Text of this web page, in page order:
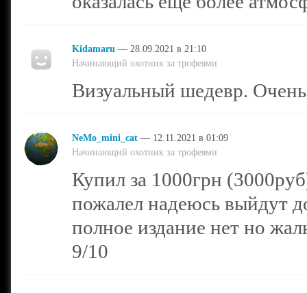
Kidamaru— 28.09.2021 в 21:10
Начинающий охотник за трофеями
Визуальный шедевр.
NeMo_mini_cat— 12.11.2021 в 01:09
Начинающий охотник за трофеями
Купил за 1000грн
пожалел надеюсь выйдут
полное издание нет но
9/10